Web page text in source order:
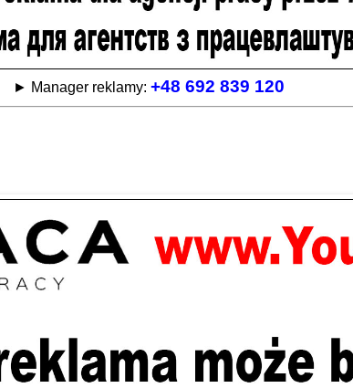
► Manager reklamy: +48 692 839 120